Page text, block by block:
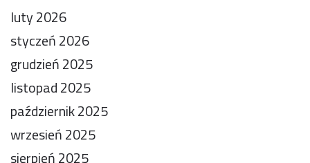
luty 2026
styczeń 2026
grudzień 2025
listopad 2025
październik 2025
wrzesień 2025
sierpień 2025